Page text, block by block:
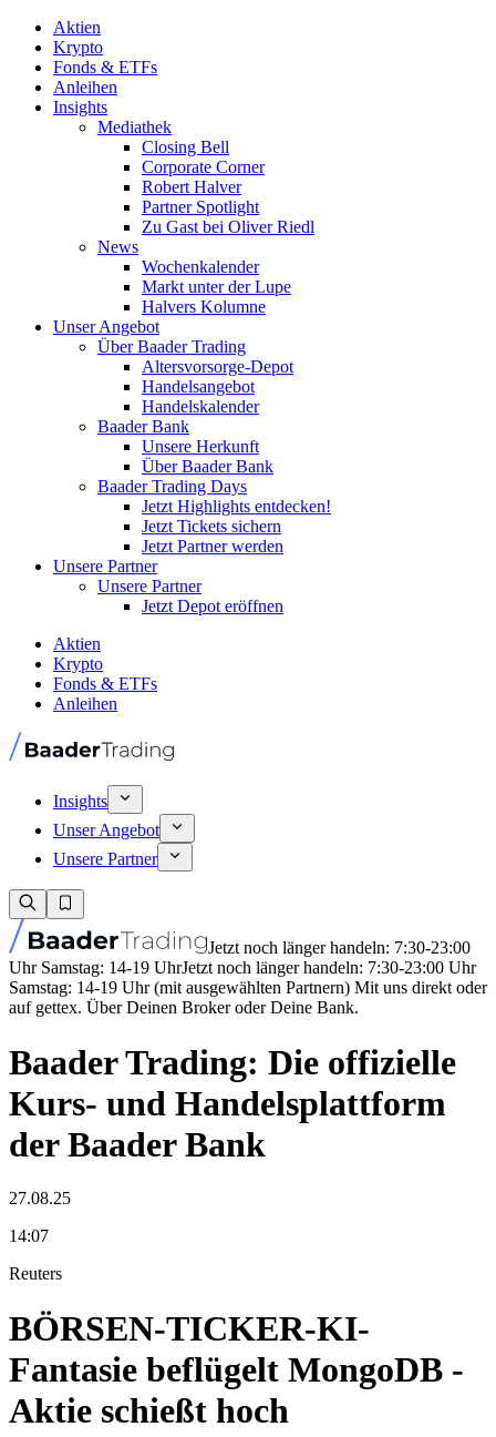
Aktien
Krypto
Fonds & ETFs
Anleihen
Insights
Mediathek
Closing Bell
Corporate Corner
Robert Halver
Partner Spotlight
Zu Gast bei Oliver Riedl
News
Wochenkalender
Markt unter der Lupe
Halvers Kolumne
Unser Angebot
Über Baader Trading
Altersvorsorge-Depot
Handelsangebot
Handelskalender
Baader Bank
Unsere Herkunft
Über Baader Bank
Baader Trading Days
Jetzt Highlights entdecken!
Jetzt Tickets sichern
Jetzt Partner werden
Unsere Partner
Unsere Partner
Jetzt Depot eröffnen
Aktien
Krypto
Fonds & ETFs
Anleihen
Insights
Unser Angebot
Unsere Partner
Jetzt noch länger handeln: 7:30-23:00
Uhr Samstag: 14-19 UhrJetzt noch länger handeln: 7:30-23:00 Uhr
Samstag: 14-19 Uhr (mit ausgewählten Partnern) Mit uns direkt oder
auf gettex. Über Deinen Broker oder Deine Bank.
Baader Trading: Die offizielle
Kurs- und Handelsplattform
der Baader Bank
27.08.25
14:07
Reuters
BÖRSEN-TICKER-KI-
Fantasie beflügelt MongoDB -
Aktie schießt hoch